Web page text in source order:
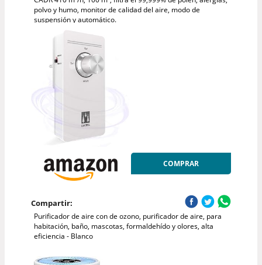
polvo y humo, monitor de calidad del aire, modo de
suspensión y automático.
COMPRAR
Compartir:
Purificador de aire con de ozono, purificador de aire, para
habitación, baño, mascotas, formaldehído y olores, alta
eficiencia - Blanco